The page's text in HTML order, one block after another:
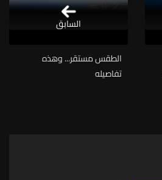
الطقس مستقر... وهذه
تفاصيله
السابق